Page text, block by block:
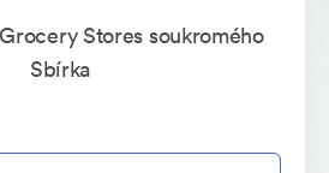
Stores soukromého
Sbírka